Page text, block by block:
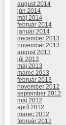
august 2014
jún 2014
máj 2014
február 2014
január 2014
december 2013
november 2013
august 2013
júl 2013
máj 2013
marec 2013
február 2013
november 2012
september 2012
máj 2012
apríl 2012
marec 2012
február 2012